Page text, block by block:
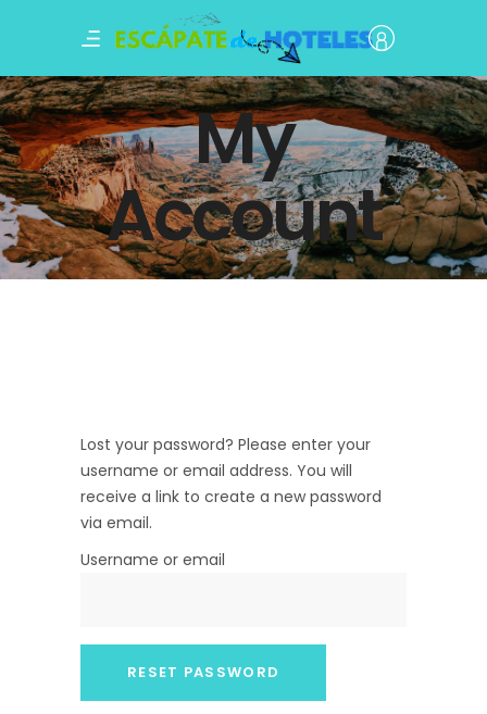
My
Account
Lost your password? Please enter your
username or email address. You will
receive a link to create a new password
via email.
Username or email
RESET PASSWORD